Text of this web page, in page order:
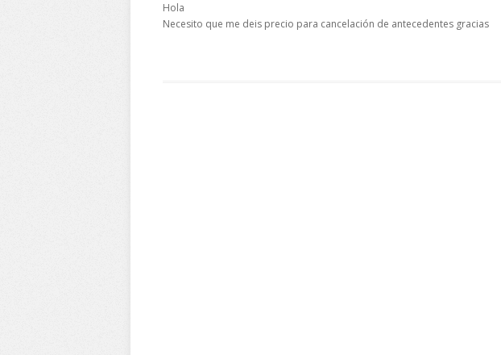
Hola
Necesito que me deis precio para cancelación de antecedentes gracias